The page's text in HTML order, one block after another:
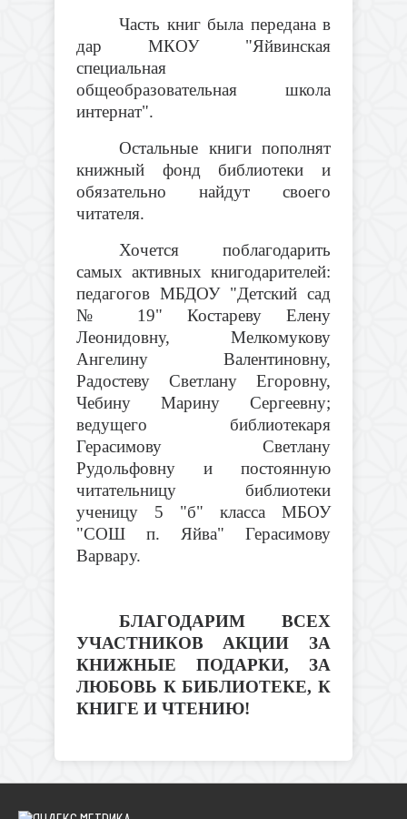
Часть книг была передана в
дар МКОУ "Яйвинская
специальная
общеобразовательная школа
интернат".
Остальные книги пополнят
книжный фонд библиотеки и
обязательно найдут своего
читателя.
Хочется поблагодарить
самых активных книгодарителей:
педагогов МБДОУ "Детский сад
№ 19" Костареву Елену
Леонидовну, Мелкомукову
Ангелину Валентиновну,
Радостеву Светлану Егоровну,
Чебину Марину Сергеевну;
ведущего библиотекаря
Герасимову Светлану
Рудольфовну и постоянную
читательницу библиотеки
ученицу 5 "б" класса МБОУ
"СОШ п. Яйва" Герасимову
Варвару.
БЛАГОДАРИМ ВСЕХ
УЧАСТНИКОВ АКЦИИ ЗА
КНИЖНЫЕ ПОДАРКИ, ЗА
ЛЮБОВЬ К БИБЛИОТЕКЕ, К
КНИГЕ И ЧТЕНИЮ!